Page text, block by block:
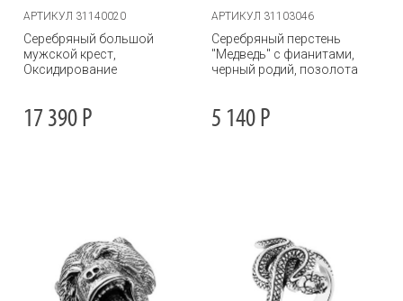
АРТИКУЛ 31140020
Серебряный большой
мужской крест,
Оксидирование
17 390 Р
АРТИКУЛ 31103046
Серебряный перстень
"Медведь" с фианитами,
черный родий, позолота
5 140 Р